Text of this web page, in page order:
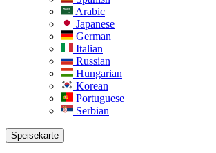
Arabic
Japanese
German
Italian
Russian
Hungarian
Korean
Portuguese
Serbian
Speisekarte